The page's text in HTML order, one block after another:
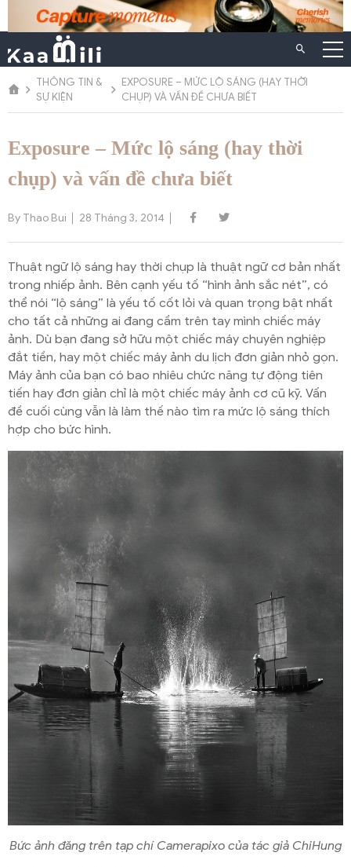
Chuyển
dung
THÔNG TIN &
SỰ KIỆN
EXPOSURE – MỨC LỘ SÁNG (HAY THỜI
CHỤP) VÀ VẤN ĐỀ CHƯA BIẾT
Exposure – Mức lộ sáng (hay thời
chụp) và vấn đề chưa biết
By Thao Bui 28 Tháng 3, 2014
Thuật ngữ lộ sáng hay thời chụp là thuật ngữ cơ bản nhất
trong nhiếp ảnh. Bên cạnh yếu tố “hình ảnh sắc nét”, có
thể nói “lộ sáng” là yếu tố cốt lỏi và quan trọng bật nhất
cho tất cả những ai đang cầm trên tay mình chiếc máy
ảnh. Dù bạn đang sở hữu một chiếc máy chuyên nghiệp
đắt tiền, hay một chiếc máy ảnh du lịch đơn giản nhỏ gọn.
Máy ảnh của bạn có bao nhiêu chức năng tự động tiên
tiến hay đơn giản chỉ là một chiếc máy ảnh cơ cũ kỹ. Vấn
đề cuối cùng vẫn là làm thế nào tìm ra mức lộ sáng thích
hợp cho bức hình.
Bức ảnh đăng trên tạp chí Camerapixo của tác giả ChiHung